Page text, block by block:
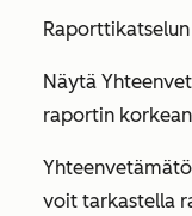
Raporttikatselun
Näytä
raportin
voit tarkastella